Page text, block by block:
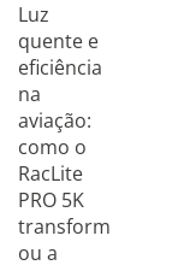
Luz
quente e
eficiência
na
aviação:
como o
RacLite
PRO 5K
transform
ou a